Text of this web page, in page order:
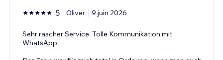
5 Oliver 9 juin 2026
Sehr rascher Service. Tolle Kommunikation mit
WhatsApp.